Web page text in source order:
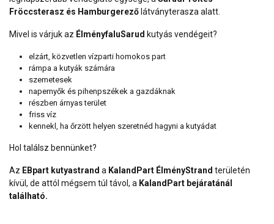
Fröccsterasz és Hamburgerező látványterasza alatt.
Mivel is várjuk az ÉlményfaluSarud kutyás vendégeit?
elzárt, közvetlen vízparti homokos part
rámpa a kutyák számára
szemetesek
napernyők és pihenpszékek a gazdáknak
részben árnyas terület
friss víz
kennekl, ha őrzött helyen szeretnéd hagyni a kutyádat
Hol találsz bennünket?
Az EBpart kutyastrand a KalandPart ÉlményStrand területén
kívül, de attól mégsem túl távol, a KalandPart bejáratánál
található.